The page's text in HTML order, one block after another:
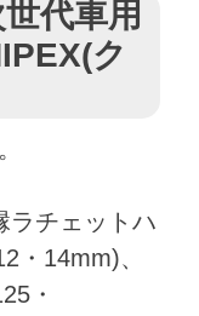
代車用
ク
ラチェットハ
・14mm)、
・